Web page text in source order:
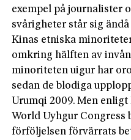
exempel på journalister
svårigheter står sig
Kinas etniska
omkring hälften av
minoriteten uigur har
sedan de blodiga
Urumqi 2009. Men
World Uyhgur Congress
förföljelsen förvärrats